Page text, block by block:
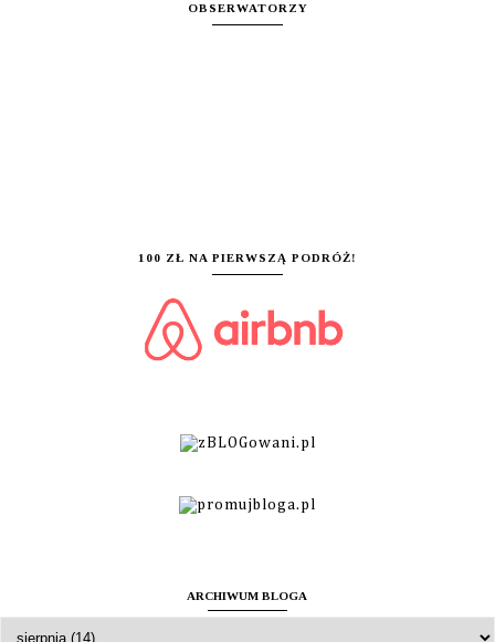
OBSERWATORZY
100 ZŁ NA PIERWSZĄ PODRÓŻ!
ARCHIWUM BLOGA